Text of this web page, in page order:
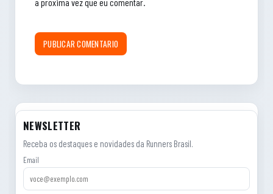
NEWSLETTER
Receba os destaques e novidades da Runners Brasil.
Email